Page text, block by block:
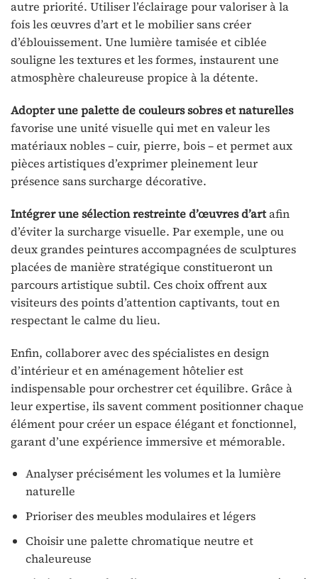
autre priorité. Utiliser l’éclairage pour valoriser à la
fois les œuvres d’art et le mobilier sans créer
d’éblouissement. Une lumière tamisée et ciblée
souligne les textures et les formes, instaurent une
atmosphère chaleureuse propice à la détente.
Adopter une palette de couleurs sobres et naturelles
favorise une unité visuelle qui met en valeur les
matériaux nobles – cuir, pierre, bois – et permet aux
pièces artistiques d’exprimer pleinement leur
présence sans surcharge décorative.
Intégrer une sélection restreinte d’œuvres d’artafin
d’éviter la surcharge visuelle. Par exemple, une ou
deux grandes peintures accompagnées de sculptures
placées de manière stratégique constitueront un
parcours artistique subtil. Ces choix offrent aux
visiteurs des points d’attention captivants, tout en
respectant le calme du lieu.
Enfin, collaborer avec des spécialistes en design
d’intérieur et en aménagement hôtelier est
indispensable pour orchestrer cet équilibre. Grâce à
leur expertise, ils savent comment positionner chaque
élément pour créer un espace élégant et fonctionnel,
garant d’une expérience immersive et mémorable.
Analyser précisément les volumes et la lumière
naturelle
Prioriser des meubles modulaires et légers
Choisir une palette chromatique neutre et
chaleureuse